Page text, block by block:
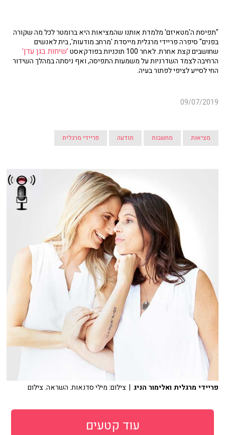
"תפיסת ה'מטאיזם' מלמדת אותנו שהמציאות היא ברומטר לכל מה שקורה
בפנים" סיפרה פריידי מרגלית מייסדת 'מרחב מודעות', בית לאנשים
שחושבים קצת אחרת. לאחר 100 תוכניות בפודקאסט
'שיחות בגן עדן'
הרחיבה לצמד השדרניות על משמעות התפיסה, ואף ניסתה במהלך השידור
החי לסייע לציפי לפתור בעיה.
09/07/2019
מציאות מחשבות תודעה פריידי מרגלית
פריידי מרגלית ואלימור הניג | צילום: מילי סדנאות. השראה. צילום
עוד קטעים